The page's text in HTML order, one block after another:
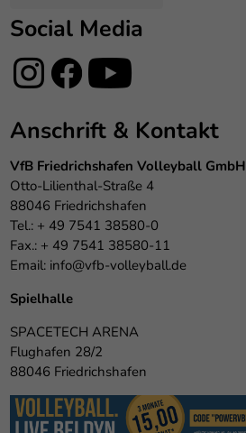
Social Media
Anschrift & Kontakt
VfB Friedrichshafen Volleyball GmbH
Otto-Lilienthal-Straße 4
88046 Friedrichshafen
Tel.: + 49 7541 38580-0
Fax.: + 49 7541 38580-11
Email: info@vfb-volleyball.de
Spielhalle
SPACETECH ARENA
Flughafen 28/2
88046 Friedrichshafen